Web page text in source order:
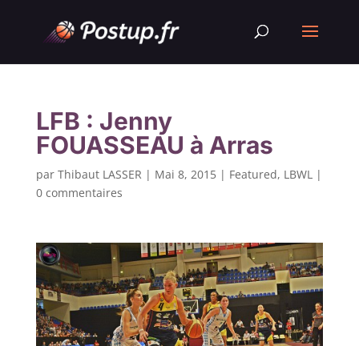
LFB : Jenny
FOUASSEAU à Arras
par Thibaut LASSER | Mai 8, 2015| Featured, LBWL|
0 commentaires